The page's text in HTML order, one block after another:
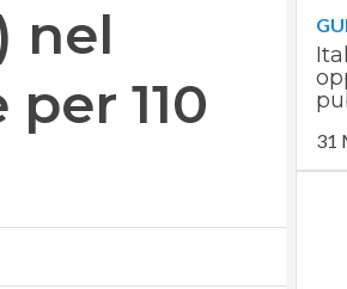
nel
110
31